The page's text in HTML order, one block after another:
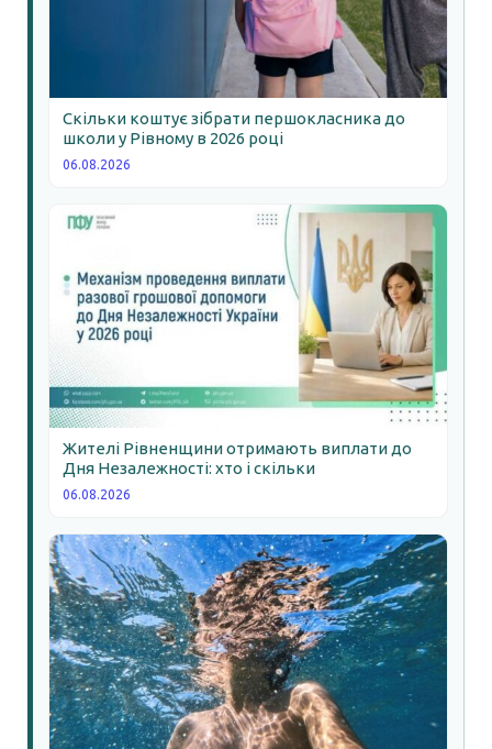
Скільки коштує зібрати першокласника до
школи у Рівному в 2026 році
06.08.2026
Жителі Рівненщини отримають виплати до
Дня Незалежності: хто і скільки
06.08.2026